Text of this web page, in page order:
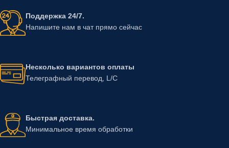
Поддержка 24/7.
Напишите нам в чат прямо сейчас
Несколько вариантов оплаты
Телеграфный перевод, L/C
Быстрая доставка.
Минимальное время обработки